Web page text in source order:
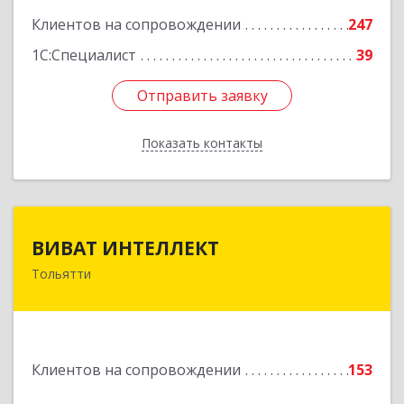
Клиентов на сопровождении
247
1С:Специалист
39
Отправить заявку
Показать контакты
Отправить заявку
Назад
ВИВАТ ИНТЕЛЛЕКТ
Тольятти
Клиентов на сопровождении 153
445040, Самарская обл, Тольятти г, 40 лет